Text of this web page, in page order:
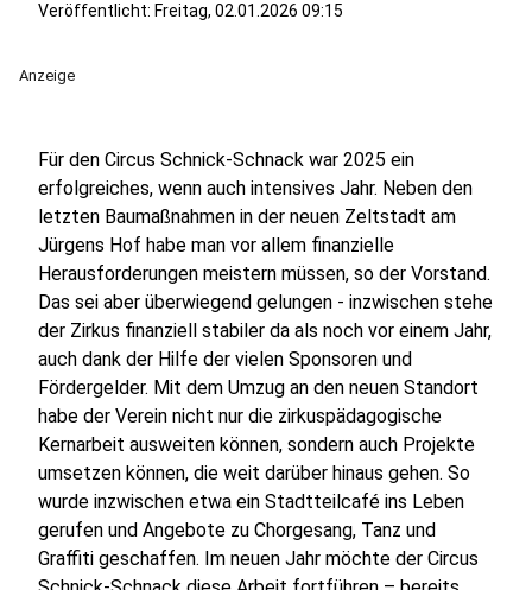
Veröffentlicht: Freitag, 02.01.2026 09:15
Anzeige
Für den Circus Schnick-Schnack war 2025 ein
erfolgreiches, wenn auch intensives Jahr. Neben den
letzten Baumaßnahmen in der neuen Zeltstadt am
Jürgens Hof habe man vor allem finanzielle
Herausforderungen meistern müssen, so der Vorstand.
Das sei aber überwiegend gelungen - inzwischen stehe
der Zirkus finanziell stabiler da als noch vor einem Jahr,
auch dank der Hilfe der vielen Sponsoren und
Fördergelder. Mit dem Umzug an den neuen Standort
habe der Verein nicht nur die zirkuspädagogische
Kernarbeit ausweiten können, sondern auch Projekte
umsetzen können, die weit darüber hinaus gehen. So
wurde inzwischen etwa ein Stadtteilcafé ins Leben
gerufen und Angebote zu Chorgesang, Tanz und
Graffiti geschaffen. Im neuen Jahr möchte der Circus